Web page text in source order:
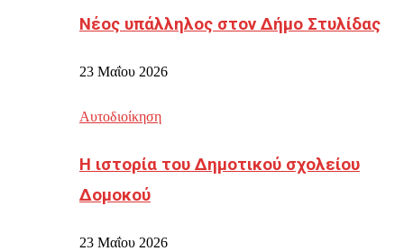
Νέος υπάλληλος στον Δήμο Στυλίδας
23 Μαΐου 2026
Αυτοδιοίκηση
Η ιστορία του Δημοτικού σχολείου
Δομοκού
23 Μαΐου 2026